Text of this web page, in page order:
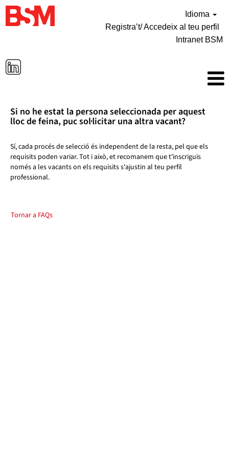
Idioma
Registra’t/ Accedeix al teu perfil
Intranet BSM
Si no he estat la persona seleccionada per aquest
lloc de feina, puc sol·licitar una altra vacant?
Sí, cada procés de selecció és independent de la resta, pel que els
requisits poden variar. Tot i això, et recomanem que t'inscriguis
només a les vacants on els requisits s'ajustin al teu perfil
professional.
Tornar a FAQs